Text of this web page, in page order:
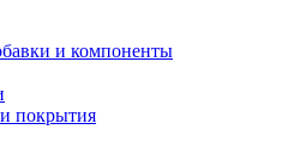
и компоненты
покрытия